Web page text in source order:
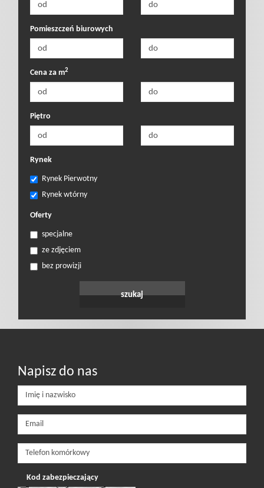
Pomieszczeń biurowych
Cena za m2
Piętro
Rynek
Rynek Pierwotny
Rynek wtórny
Oferty
specjalne
ze zdjęciem
bez prowizji
Napisz do nas
Kod zabezpieczający